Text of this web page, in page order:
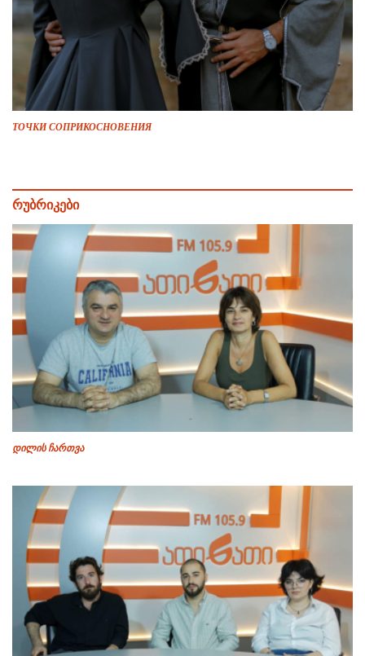
ТОЧКИ СОПРИКОСНОВЕНИЯ
რუბრიკები
დილის ჩართვა